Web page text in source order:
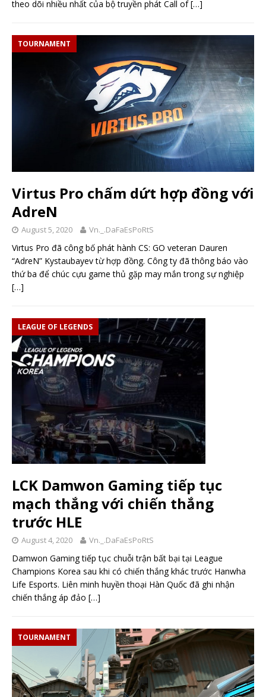
theo dõi nhiều nhất của bộ truyền phát Call of[…]
TOURNAMENT
Virtus Pro chấm dứt hợp đồng với
AdreN
August 5, 2020 Vn._.DaFaEsPoRtS
Virtus Pro đã công bố phát hành CS: GO veteran Dauren
“AdreN” Kystaubayev từ hợp đồng. Công ty đã thông báo vào
thứ ba để chúc cựu game thủ gặp may mắn trong sự nghiệp
[…]
LEAGUE OF LEGENDS
LCK Damwon Gaming tiếp tục
mạch thắng với chiến thắng
trước HLE
August 4, 2020 Vn._.DaFaEsPoRtS
Damwon Gaming tiếp tục chuỗi trận bất bại tại League
Champions Korea sau khi có chiến thắng khác trước Hanwha
Life Esports. Liên minh huyền thoại Hàn Quốc đã ghi nhận
chiến thắng áp đảo […]
TOURNAMENT